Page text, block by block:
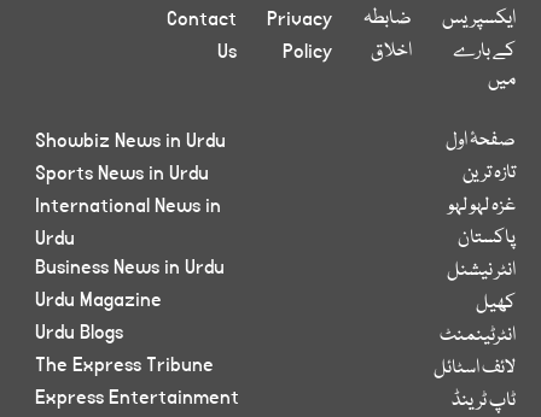
ایکسپریس
کے بارے
میں
ضابطہ
اخلاق
Privacy
Policy
Contact
Us
صفحۂ اول
تازہ ترین
غزہ لہو لہو
پاکستان
انٹر نیشنل
کھیل
انٹرٹینمنٹ
لائف اسٹائل
ٹاپ ٹرینڈ
Showbiz News in Urdu
Sports News in Urdu
International News in
Urdu
Business News in Urdu
Urdu Magazine
Urdu Blogs
The Express Tribune
Express Entertainment